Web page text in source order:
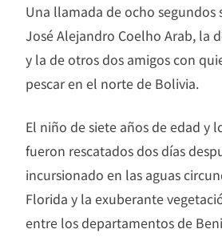
Una llamada de ocho segundos
José Alejandro Coelho Arab, la
y la de otros dos amigos con
pescar en el norte de Bolivia.
El niño de siete años de edad y
fueron rescatados dos días
incursionado en las aguas
Florida y la exuberante
entre los departamentos de